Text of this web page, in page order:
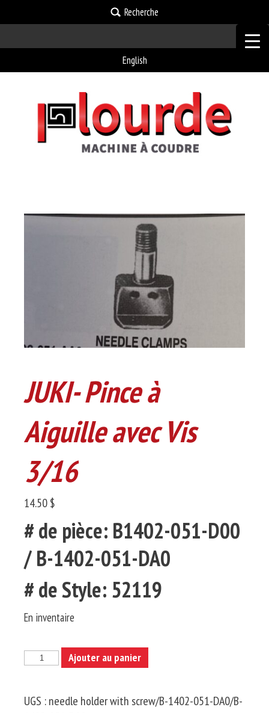
Recherche
English
JUKI- Pince à
Aiguille avec Vis
3/16
14.50 $
# de pièce: B1402-051-D00
/ B-1402-051-DA0
# de Style: 52119
En inventaire
quantité
Ajouter au panier
UGS :needle holder with screw/B-1402-051-DA0/B-